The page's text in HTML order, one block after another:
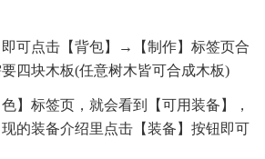
可点击【背包】→【制作】标签页合
四块木板(任意树木皆可合成木板)
】标签页，就会看到【可用装备】，
的装备介绍里点击【装备】按钮即可